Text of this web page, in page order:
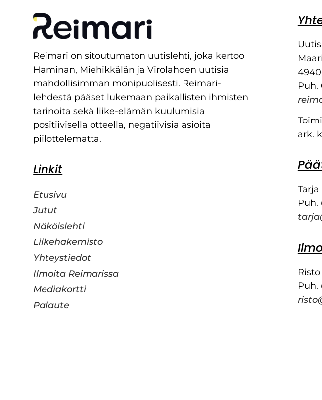
Reimari on sitoutumaton uutislehti, joka kertoo
Haminan, Miehikkälän ja Virolahden uutisia
mahdollisimman monipuolisesti. Reimari-
lehdestä pääset lukemaan paikallisten ihmisten
tarinoita sekä liike-elämän kuulumisia
positiivisella otteella, negatiivisia asioita
piilottelematta.
Linkit
Etusivu
Jutut
Näköislehti
Liikehakemisto
Yhteystiedot
Ilmoita Reimarissa
Mediakortti
Palaute
Puh.
ark.
Puh.
Puh.